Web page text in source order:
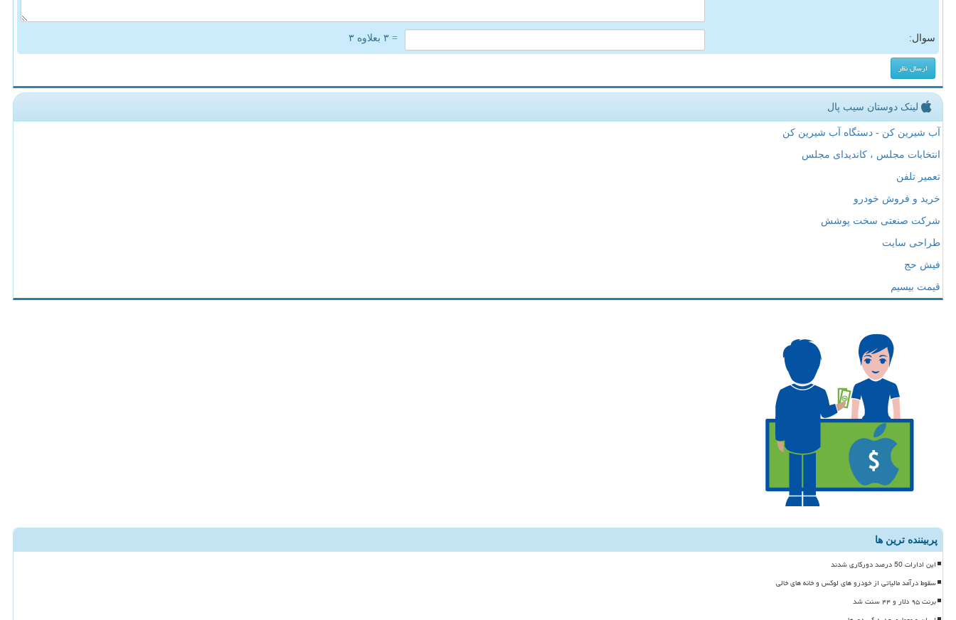
سوال: = ۳ بعلاوه ۳
لینک دوستان سیب پال
آب شیرین کن - دستگاه آب شیرین کن
انتخابات مجلس ، کاندیدای مجلس
تعمیر تلفن
خرید و فروش خودرو
شرکت صنعتی سخت پوشش
طراحی سایت
فیش حج
قیمت بیسیم
پربیننده ترین ها
این ادارات 50 درصد دورکاری شدند
سقوط درآمد مالیاتی از خودرو های لوکس و خانه های خالی
برنت ۹۵ دلار و ۴۴ سنت شد